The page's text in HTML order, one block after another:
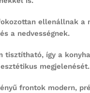
ellenállnak a
a nedvességnek.
tisztítható, így a
megjelenését.
frontok modern,